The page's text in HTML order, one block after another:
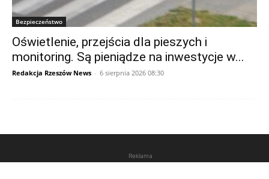
Bezpieczeństwo
Oświetlenie, przejścia dla pieszych i
monitoring. Są pieniądze na inwestycje w...
Redakcja Rzeszów News - 6 sierpnia 2026 08:30
Reklama